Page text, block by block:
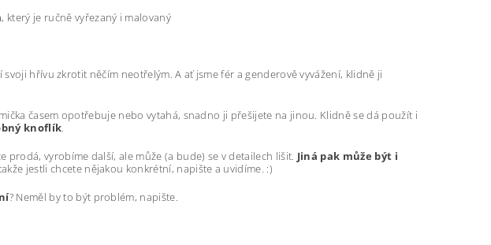
, který je ručně vyřezaný i malovaný
hřívu zkrotit něčím neotřelým. A ať jsme fér a genderově vyvážení, klidně ji
časem opotřebuje nebo vytahá, snadno ji přešijete na jinou. Klidně se dá použít i
knoflík.
prodá, vyrobíme další, ale může (a bude) se v detailech lišit. Jiná pak může být i
jestli chcete nějakou konkrétní, napište a uvidíme. :)
? Neměl by to být problém, napište.